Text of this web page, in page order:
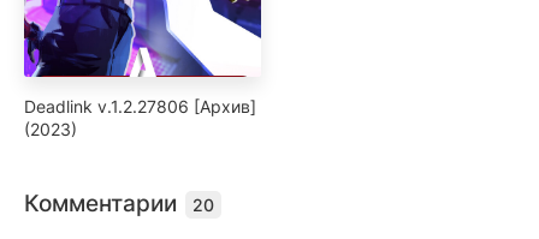
Deadlink v.1.2.27806 [Архив]
(2023)
Комментарии 20